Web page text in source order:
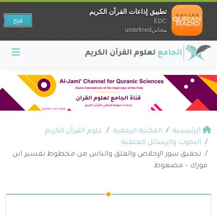
الرئيسية المكتبة الرقمية
علوم القرآن الكريم
البحوث والرسائل العلمية
تحقيق سور الإخلاص والفلق والناس من مخطوط تفسير ابن
فورك – مضغوط
تطبيق إذاعات القرآن الكريم
EDC
مجانيundefined
فتح